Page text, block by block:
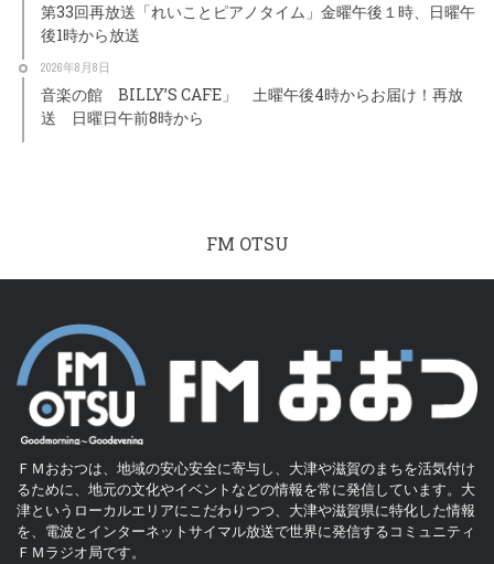
第33回再放送「れいことピアノタイム」金曜午後１時、日曜午
後1時から放送
2026年8月8日
音楽の館 BILLY’S CAFE」 土曜午後4時からお届け！再放
送 日曜日午前8時から
FM OTSU
ＦＭおおつは、地域の安心安全に寄与し、大津や滋賀のまちを活気付け
るために、地元の文化やイベントなどの情報を常に発信しています。大
津というローカルエリアにこだわりつつ、大津や滋賀県に特化した情報
を、電波とインターネットサイマル放送で世界に発信するコミュニティ
ＦＭラジオ局です。